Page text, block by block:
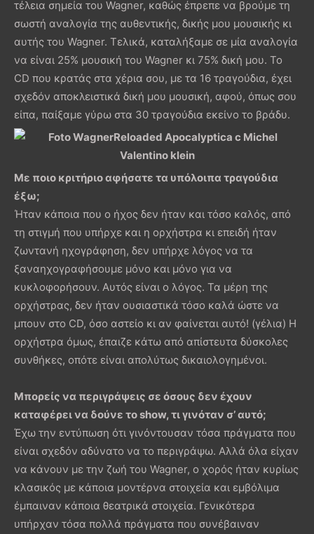
τέλεια σημεία του Wagner, καθώς έπρεπε να βρούμε τη
σωστή αναλογία της αυθεντικής, δικής μου μουσικής κι
αυτής του Wagner. Τελικά, καταλήξαμε σε μία αναλογία
να είναι 25% μουσική του Wagner κι 75% δική μου. Το
CD που κρατάς στα χέρια σου, με τα 16 τραγούδια, έχει
σχεδόν αποκλειστικά δική μου μουσική, αφού, όπως σου
είπα, παίξαμε γύρω στα 30 τραγούδια εκείνο το βράδυ.
Με ποιο κριτήριο αφήσατε τα υπόλοιπα τραγούδια
έξω;
Ήταν κάποια που ο ήχος δεν ήταν και τόσο καλός, από
τη στιγμή που υπήρχε και η ορχήστρα κι επειδή ήταν
ζωντανή ηχογράφηση, δεν υπήρχε λόγος να τα
ξαναηχογραφήσουμε μόνο και μόνο για να
κυκλοφορήσουν. Αυτός είναι ο λόγος. Τα μέρη της
ορχήστρας, δεν ήταν ουσιαστικά τόσο καλά ώστε να
μπουν στο CD, όσο αστείο κι αν φαίνεται αυτό! (γέλια) Η
ορχήστρα όμως, έπαιζε κάτω από απίστευτα δύσκολες
συνθήκες, οπότε είναι απολύτως δικαιολογημένοι.
Μπορείς να περιγράψεις σε όσους δεν έχουν
καταφέρει να δούνε το show, τι γινόταν σ’ αυτό;
Έχω την εντύπωση ότι γινόντουσαν τόσα πράγματα που
είναι σχεδόν αδύνατο να το περιγράψω. Αλλά όλα είχαν
να κάνουν με την ζωή του Wagner, ο χορός ήταν κυρίως
κλασικός με κάποια μοντέρνα στοιχεία και εμβόλιμα
έμπαιναν κάποια θεατρικά στοιχεία. Γενικότερα
υπήρχαν τόσα πολλά πράγματα που συνέβαιναν